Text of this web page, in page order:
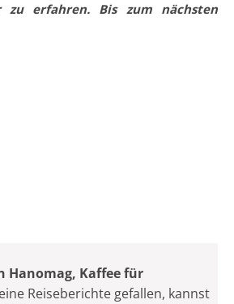
zu erfahren. Bis zum nächsten
Hanomag, Kaffee für
Reiseberichte gefallen, kannst